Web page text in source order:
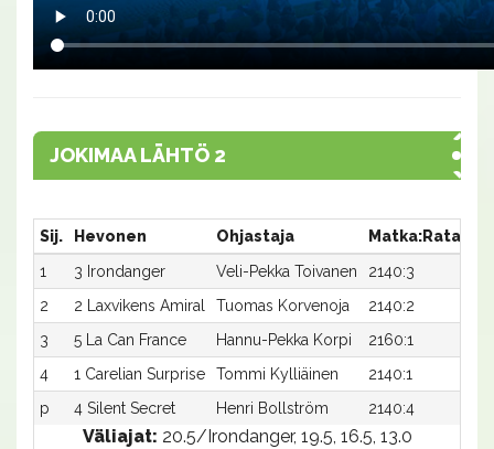
JOKIMAA LÄHTÖ 2
Sij. Hevonen Ohjastaja Matka:Rata
1
3 Irondanger Veli-Pekka Toivanen 2140:3
2
2 Laxvikens Amiral Tuomas Korvenoja 2140:2
3
5 La Can France Hannu-Pekka Korpi 2160:1
4
1 Carelian Surprise Tommi Kylliäinen 2140:1
p
4 Silent Secret Henri Bollström 2140:4
Väliajat: 20.5/Irondanger, 19.5, 16.5, 13.0